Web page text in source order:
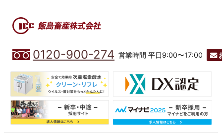
0120-900-274 営業時間 平日9:00〜17:00